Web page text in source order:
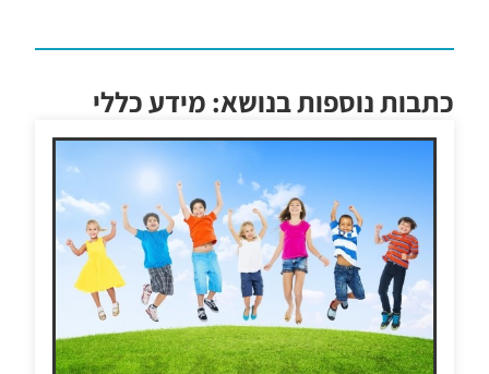
כתבות נוספות בנושא: מידע כללי